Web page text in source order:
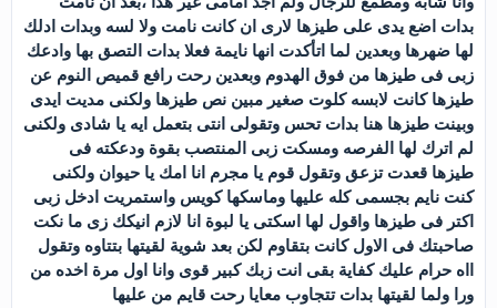
بدات اضع يدى على طيزها لارى ان كانت نامت ولا لسه وبدات ادلك
لها ضهرها وبعدين لما اتأكدت انها نايمة فعلا بدات التصق بها وادعك
زبى فى طيزها من فوق الهدوم وبعدين رحت رافع قميص النوم عن
طيزها كانت لابسه كلوت صغير مبين نص طيزها ولكنى مديت ايدى
وبينت طيزها هنا بدات تحس وتقولى انتى بتعمل ايه يا شادى ولكنى
لم اترك لها الفرصه ومسكت زبى المنتصب بقوة ودعكته فى
طيزها قعدت تزعق وتقول قوم يا مجرم انا امك يا حيوان ولكنى
كنت نايم بجسمى كله عليها وماسكها كويس واستمريت ادخل زبى
اكتر فى طيزها واقول لها اسكتى يا لبوة انا لازم انيكك زى ما نكت
صاحبتك فى الاول كانت بتقاوم لكن بعد شوية لقيتها بتتاوه وتقول
ااه حرام عليك كفاية بقى انت زبك كبير قوى وانا اول مرة اخده من
ورا ولما لقيتها بدات تتجاوب معايا رحت قايم من عليها